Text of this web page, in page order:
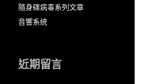
隨身碟病毒系列文章
音響系統
近期留言